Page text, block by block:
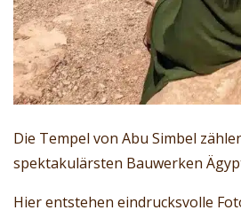
Die Tempel von Abu Simbel
spektakulärsten Bauwerken
Hier entstehen eindrucksvolle